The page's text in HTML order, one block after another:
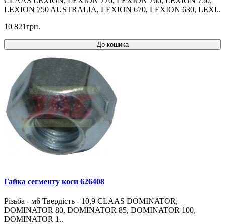
LEXION 750 AUSTRALIA, LEXION 670, LEXION 630, LEXI..
10 821грн.
До кошика
Гайка сегменту коси 626408
Різьба - м6 Твердість - 10,9 CLAAS DOMINATOR,
DOMINATOR 80, DOMINATOR 85, DOMINATOR 100,
DOMINATOR 1..